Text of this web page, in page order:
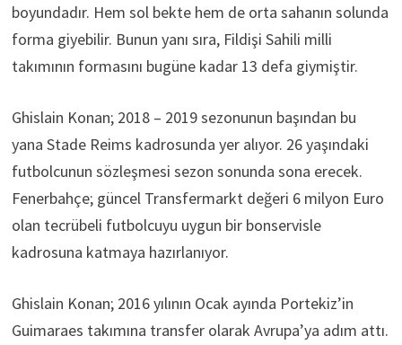
boyundadır. Hem sol bekte hem de orta sahanın solunda
forma giyebilir. Bunun yanı sıra, Fildişi Sahili milli
takımının formasını bugüne kadar 13 defa giymiştir.
Ghislain Konan; 2018 – 2019 sezonunun başından bu
yana Stade Reims kadrosunda yer alıyor. 26 yaşındaki
futbolcunun sözleşmesi sezon sonunda sona erecek.
Fenerbahçe; güncel Transfermarkt değeri 6 milyon Euro
olan tecrübeli futbolcuyu uygun bir bonservisle
kadrosuna katmaya hazırlanıyor.
Ghislain Konan; 2016 yılının Ocak ayında Portekiz’in
Guimaraes takımına transfer olarak Avrupa’ya adım attı.